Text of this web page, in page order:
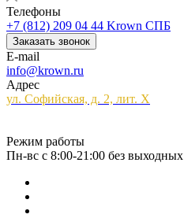
Телефоны
+7 (812) 209 04 44 Krown СПБ
Заказать звонок
E-mail
info@krown.ru
Адрес
ул. Софийская, д. 2, лит. Х
Режим работы
Пн-вс с 8:00-21:00 без выходных